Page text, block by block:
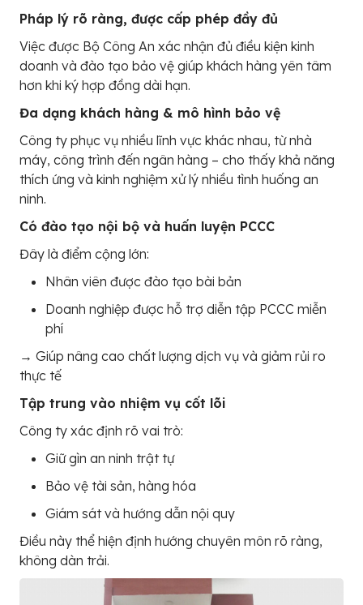
Pháp lý rõ ràng, được cấp phép đầy đủ
Việc được Bộ Công An xác nhận đủ điều kiện kinh
doanh và đào tạo bảo vệ giúp khách hàng yên tâm
hơn khi ký hợp đồng dài hạn.
Đa dạng khách hàng & mô hình bảo vệ
Công ty phục vụ nhiều lĩnh vực khác nhau, từ nhà
máy, công trình đến ngân hàng – cho thấy khả năng
thích ứng và kinh nghiệm xử lý nhiều tình huống an
ninh.
Có đào tạo nội bộ và huấn luyện PCCC
Đây là điểm cộng lớn:
Nhân viên được đào tạo bài bản
Doanh nghiệp được hỗ trợ diễn tập PCCC miễn
phí
→ Giúp nâng cao chất lượng dịch vụ và giảm rủi ro
thực tế
Tập trung vào nhiệm vụ cốt lõi
Công ty xác định rõ vai trò:
Giữ gìn an ninh trật tự
Bảo vệ tài sản, hàng hóa
Giám sát và hướng dẫn nội quy
Điều này thể hiện định hướng chuyên môn rõ ràng,
không dàn trải.